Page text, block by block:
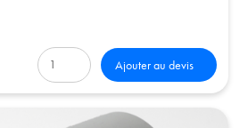
Ajouter au devis